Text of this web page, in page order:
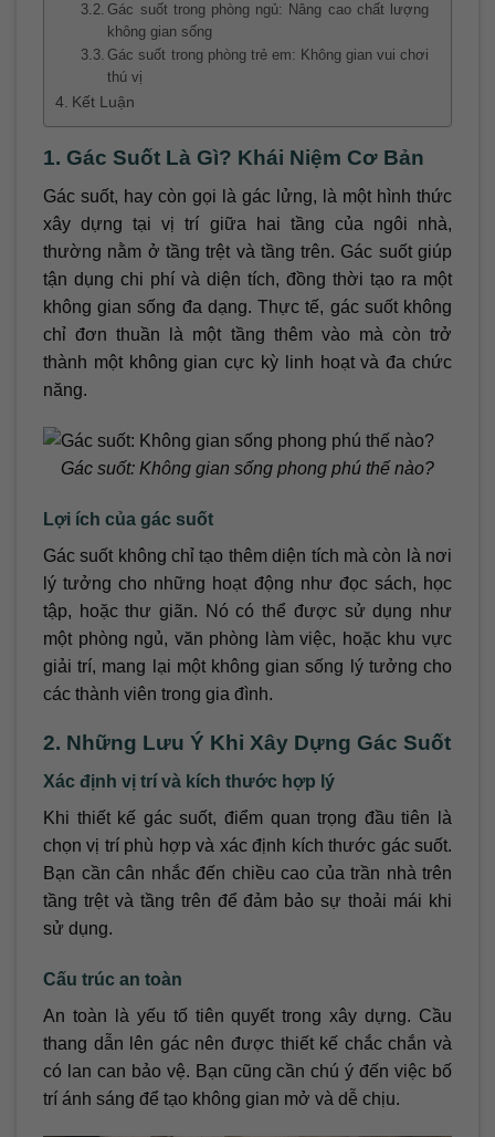
Gác suốt trong phòng ngủ: Nâng cao chất lượng
không gian sống
Gác suốt trong phòng trẻ em: Không gian vui chơi
thú vị
Kết Luận
1. Gác Suốt Là Gì? Khái Niệm Cơ Bản
Gác suốt, hay còn gọi là gác lửng, là một hình thức
xây dựng tại vị trí giữa hai tầng của ngôi nhà,
thường nằm ở tầng trệt và tầng trên. Gác suốt giúp
tận dụng chi phí và diện tích, đồng thời tạo ra một
không gian sống đa dạng. Thực tế, gác suốt không
chỉ đơn thuần là một tầng thêm vào mà còn trở
thành một không gian cực kỳ linh hoạt và đa chức
năng.
Gác suốt: Không gian sống phong phú thế nào?
Lợi ích của gác suốt
Gác suốt không chỉ tạo thêm diện tích mà còn là nơi
lý tưởng cho những hoạt động như đọc sách, học
tập, hoặc thư giãn. Nó có thể được sử dụng như
một phòng ngủ, văn phòng làm việc, hoặc khu vực
giải trí, mang lại một không gian sống lý tưởng cho
các thành viên trong gia đình.
2. Những Lưu Ý Khi Xây Dựng Gác Suốt
Xác định vị trí và kích thước hợp lý
Khi thiết kế gác suốt, điểm quan trọng đầu tiên là
chọn vị trí phù hợp và xác định kích thước gác suốt.
Bạn cần cân nhắc đến chiều cao của trần nhà trên
tầng trệt và tầng trên để đảm bảo sự thoải mái khi
sử dụng.
Cấu trúc an toàn
An toàn là yếu tố tiên quyết trong xây dựng. Cầu
thang dẫn lên gác nên được thiết kế chắc chắn và
có lan can bảo vệ. Bạn cũng cần chú ý đến việc bố
trí ánh sáng để tạo không gian mở và dễ chịu.